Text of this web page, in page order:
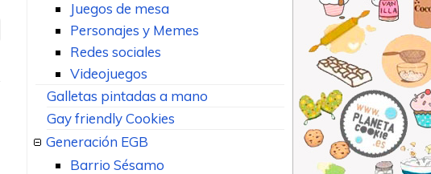
Juegos de mesa
Personajes y Memes
Redes sociales
Videojuegos
Galletas pintadas a mano
Gay friendly Cookies
Generación EGB
Barrio Sésamo